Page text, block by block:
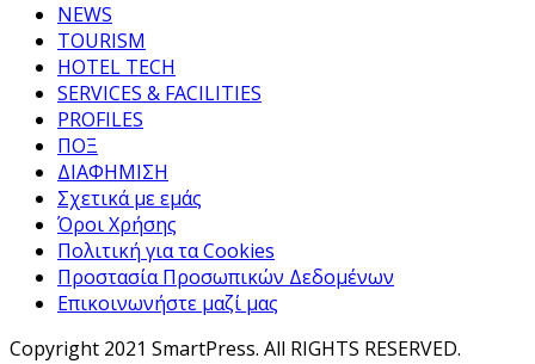
NEWS
TOURISM
HOTEL TECH
SERVICES & FACILITIES
PROFILES
ΠΟΞ
ΔΙΑΦΗΜΙΣΗ
Σχετικά με εμάς
Όροι Χρήσης
Πολιτική για τα Cookies
Προστασία Προσωπικών Δεδομένων
Επικοινωνήστε μαζί μας
Copyright 2021 SmartPress. All RIGHTS RESERVED.